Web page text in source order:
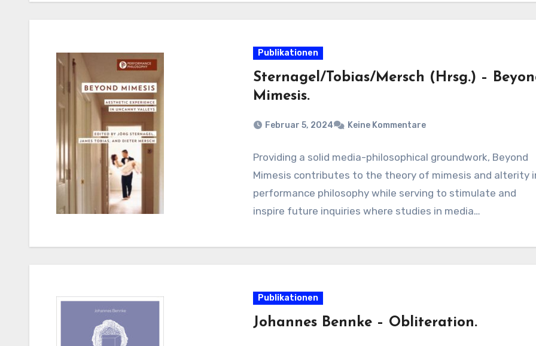
Publikationen
Sternagel/Tobias/Mersch (Hrsg.) –
Mimesis.
Februar 5, 2024 Keine Kommentare
Providing a solid media-philosophical groundwork, Beyond
Mimesis contributes to the theory of mimesis and alterity
performance philosophy while serving to stimulate and
inspire future inquiries where studies in media…
Publikationen
Johannes Bennke – Obliteration.